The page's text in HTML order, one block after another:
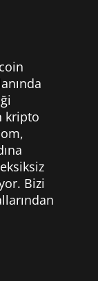
kripto
Bizi